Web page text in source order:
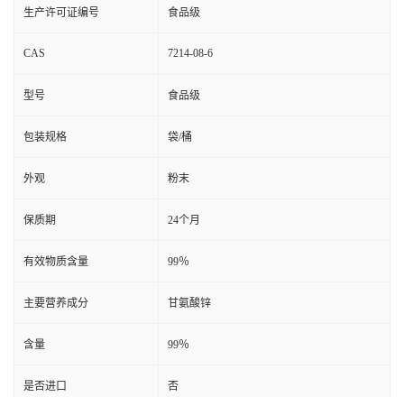
生产许可证编号 食品级
CAS 7214-08-6
型号 食品级
包装规格 袋/桶
外观 粉末
保质期 24个月
有效物质含量 99％
主要营养成分 甘氨酸锌
含量 99％
是否进口 否